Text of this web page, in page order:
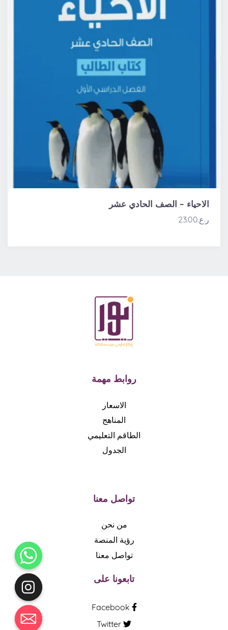
الاحياء – الصف الحادي عشر
ر.ع.23.00
روابط مهمة
الاسعار
المناهج
الطاقم التعليمي
الجدول
تواصل معنا
من نحن
رؤية المنصة
تواصل معنا
تابعونا على